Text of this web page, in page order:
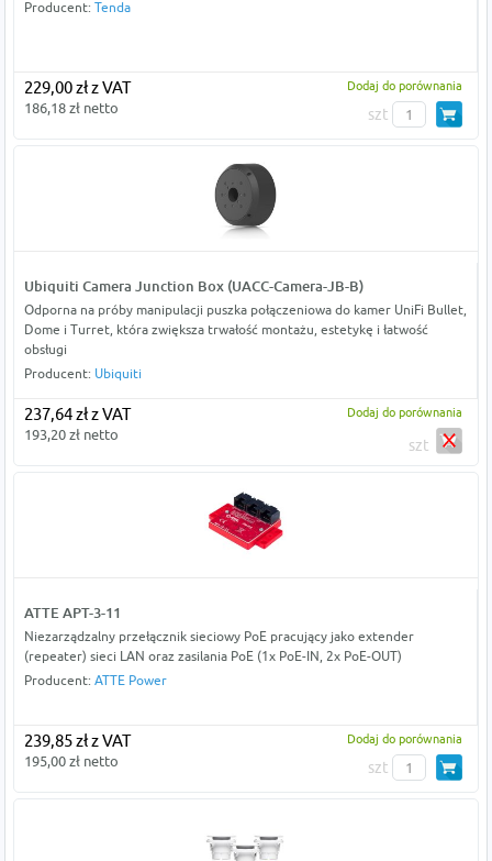
Producent: Tenda
229,00 zł z VAT
186,18 zł netto
Dodaj do porównania
szt
Ubiquiti Camera Junction Box (UACC-Camera-JB-B)
Odporna na próby manipulacji puszka połączeniowa do kamer UniFi Bullet,
Dome i Turret, która zwiększa trwałość montażu, estetykę i łatwość
obsługi
Producent: Ubiquiti
237,64 zł z VAT
193,20 zł netto
Dodaj do porównania
szt
ATTE APT-3-11
Niezarządzalny przełącznik sieciowy PoE pracujący jako extender
(repeater) sieci LAN oraz zasilania PoE (1x PoE-IN, 2x PoE-OUT)
Producent: ATTE Power
239,85 zł z VAT
195,00 zł netto
Dodaj do porównania
szt